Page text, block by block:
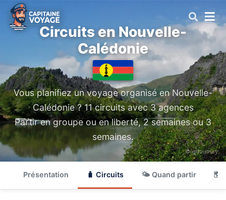
Circuits en Nouvelle-
Calédonie
Vous planifiez un voyage organisé en Nouvelle-
Calédonie ? 11 circuits avec 3 agences
Partir en groupe ou en liberté, 2 semaines ou 3
semaines.
© gdoumay
Présentation 🧳 Circuits 🌤 Quand partir 🗺